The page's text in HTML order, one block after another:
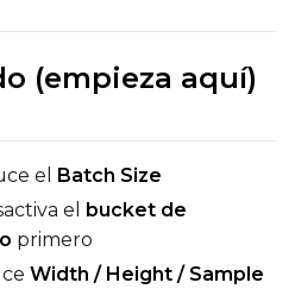
(empieza aquí)
el Batch Size
el bucket de
primero
Width / Height / Sample